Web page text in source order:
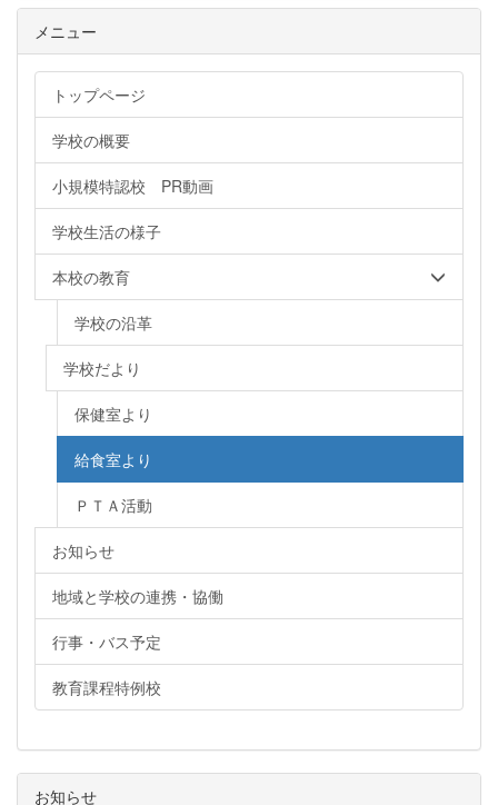
メニュー
トップページ
学校の概要
小規模特認校 PR動画
学校生活の様子
本校の教育
学校の沿革
学校だより
保健室より
給食室より
ＰＴＡ活動
お知らせ
地域と学校の連携・協働
行事・バス予定
教育課程特例校
お知らせ